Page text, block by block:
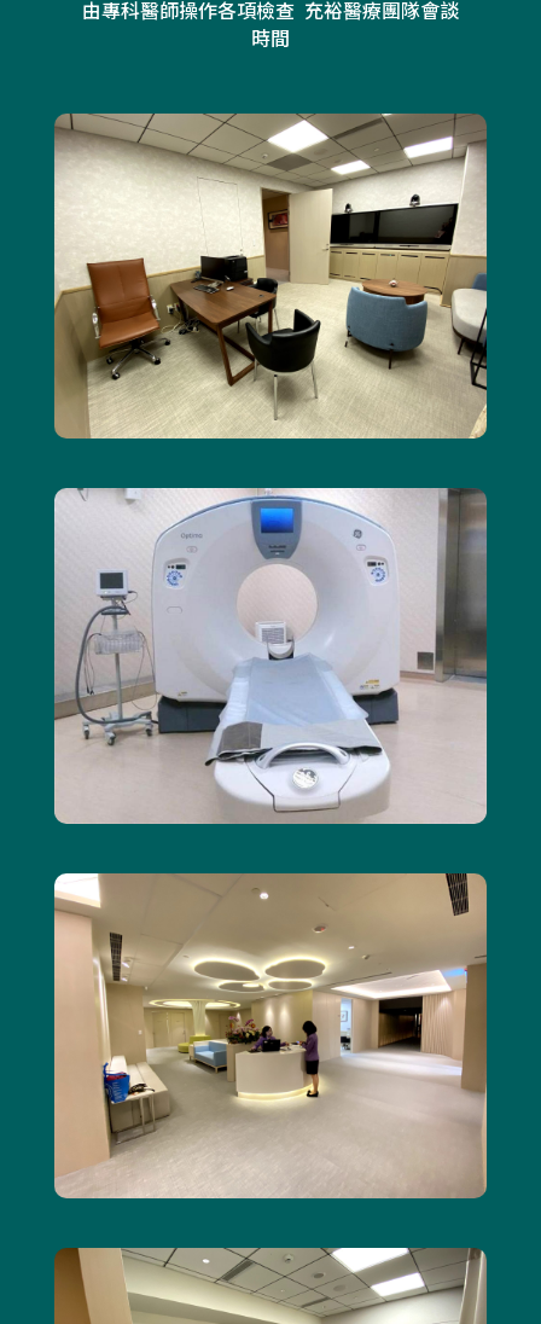
由專科醫師操作各項檢查 充裕醫療團隊會談
時間